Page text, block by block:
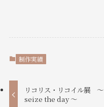
制作実績
リコリス・リコイル展 〜
seize the day 〜